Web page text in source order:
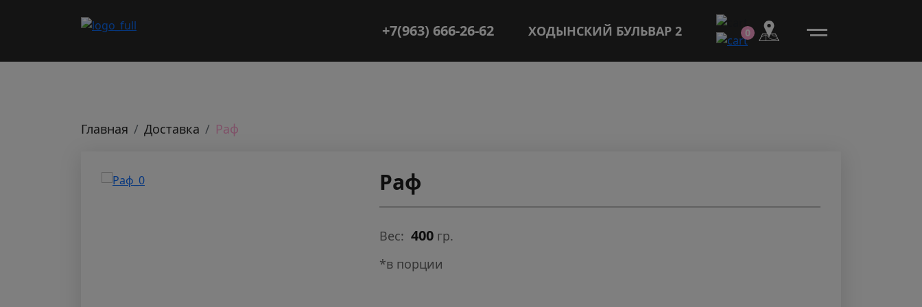
+7(963) 666-26-62 ХОДЫНСКИЙ БУЛЬВАР 2 0
Главная Доставка Раф
Раф
Вес: 400 гр.
*в порции